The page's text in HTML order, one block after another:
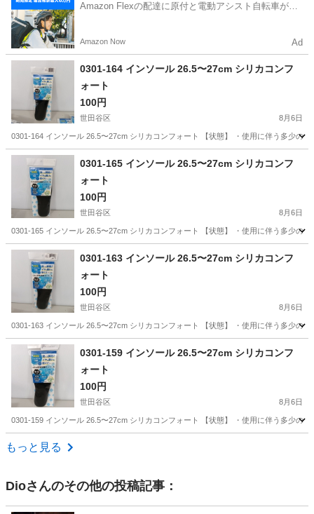
Amazon Flexの配達に原付と電動アシスト自転車が登
Amazon Now Ad
0301-164 インソール 26.5〜27cm シリカコンフ
ォート
100円
世田谷区 8月6日
0301-164 インソール 26.5〜27cm シリカコンフォート 【状態】 ・使用に伴う多少の
東京 世田谷区 服/ファッション
0301-165 インソール 26.5〜27cm シリカコンフ
ォート
100円
世田谷区 8月6日
0301-165 インソール 26.5〜27cm シリカコンフォート 【状態】 ・使用に伴う多少の
東京 世田谷区 服/ファッション
0301-163 インソール 26.5〜27cm シリカコンフ
ォート
100円
世田谷区 8月6日
0301-163 インソール 26.5〜27cm シリカコンフォート 【状態】 ・使用に伴う多少の
東京 世田谷区 服/ファッション
0301-159 インソール 26.5〜27cm シリカコンフ
ォート
100円
世田谷区 8月6日
0301-159 インソール 26.5〜27cm シリカコンフォート 【状態】 ・使用に伴う多少の
東京 世田谷区
もっと見る
Dioさんのその他の投稿記事：